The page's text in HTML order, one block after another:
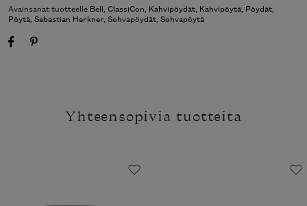
Avainsanat tuotteelle Bell ClassiCon Kahvipöydät Kahvipöytä Pöydät
Pöytä Sebastian Herkner Sohvapöydät Sohvapöytä
Yhteensopivia tuotteita